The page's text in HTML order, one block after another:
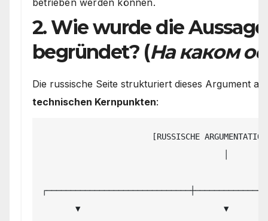
2. Wie wurde die
begründet? (На каком
Die russische Seite strukturiert dieses Argument
technischen Kernpunkten: